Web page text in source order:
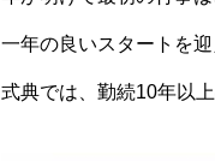
一年の良いスタートを
式典では、勤続10年以